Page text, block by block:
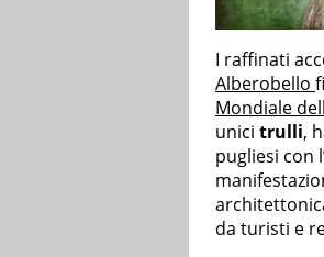
I raffinati
Alberobello
Mondiale
unici trulli,
pugliesi con
da turisti e